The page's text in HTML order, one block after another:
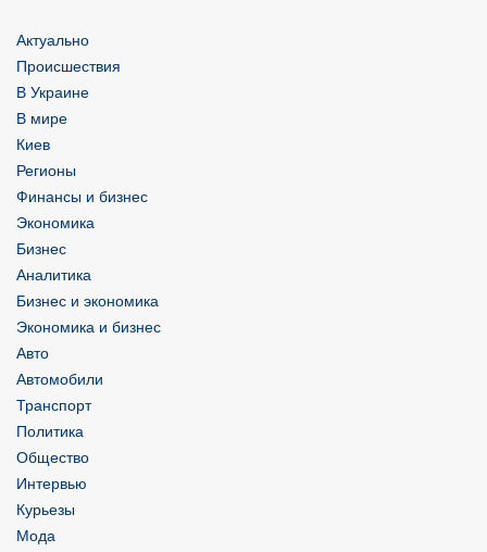
Актуально
Происшествия
В Украине
В мире
Киев
Регионы
Финансы и бизнес
Экономика
Бизнес
Аналитика
Бизнес и экономика
Экономика и бизнес
Авто
Автомобили
Транспорт
Политика
Общество
Интервью
Курьезы
Мода